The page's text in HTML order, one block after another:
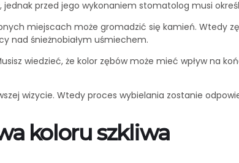
przed jego wykonaniem stomatolog musi
miejscach może gromadzić się kamień. Wtedy
nad śnieżnobiałym uśmiechem.
wiedzieć, że kolor zębów może mieć wpływ na
wizycie. Wtedy proces wybielania zostanie
koloru szkliwa